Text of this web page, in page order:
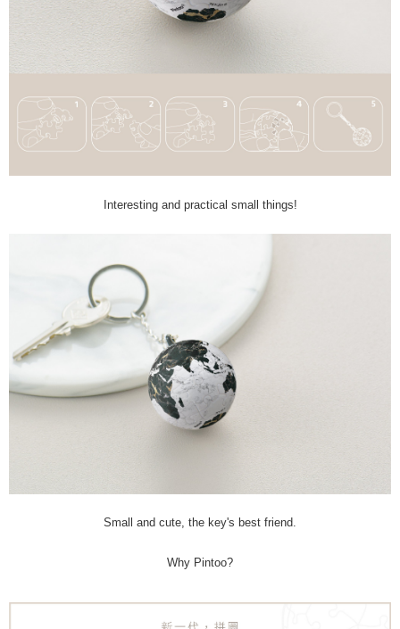
Interesting and practical small things!
Small and cute, the key's best friend.
Why Pintoo?